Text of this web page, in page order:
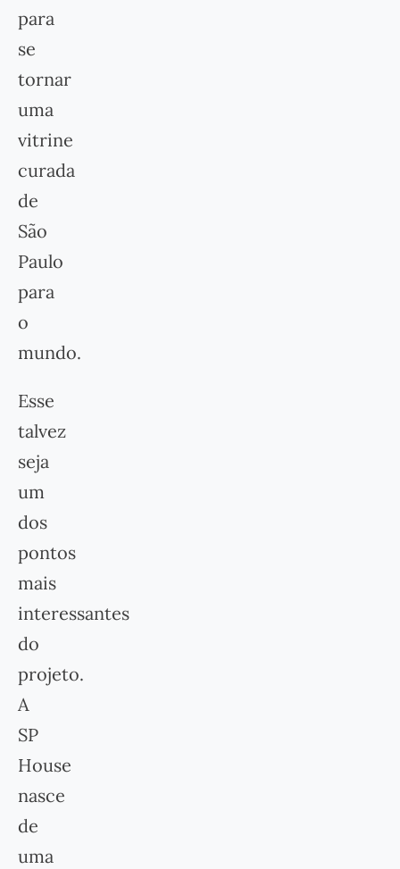
para
se
tornar
uma
vitrine
curada
de
São
Paulo
para
o
mundo.
Esse
talvez
seja
um
dos
pontos
mais
interessantes
do
projeto.
A
SP
House
nasce
de
uma